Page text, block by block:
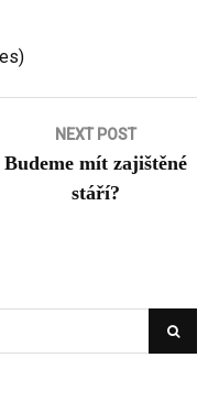
NEXT POST
Budeme mít zajištěné
stáří?